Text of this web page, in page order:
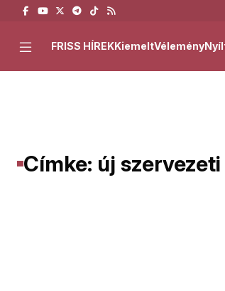
FRISS HÍREKKiemeltVélemény
Címke: új